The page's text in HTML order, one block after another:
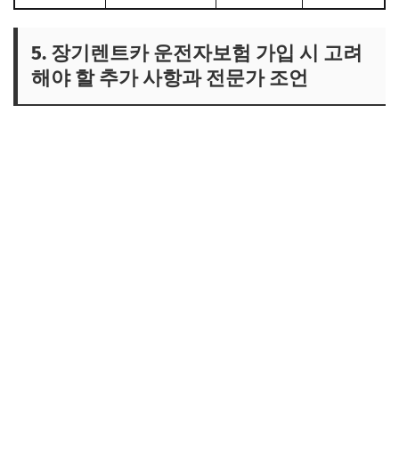
5. 장기렌트카 운전자보험 가입 시 고려
해야 할 추가 사항과 전문가 조언